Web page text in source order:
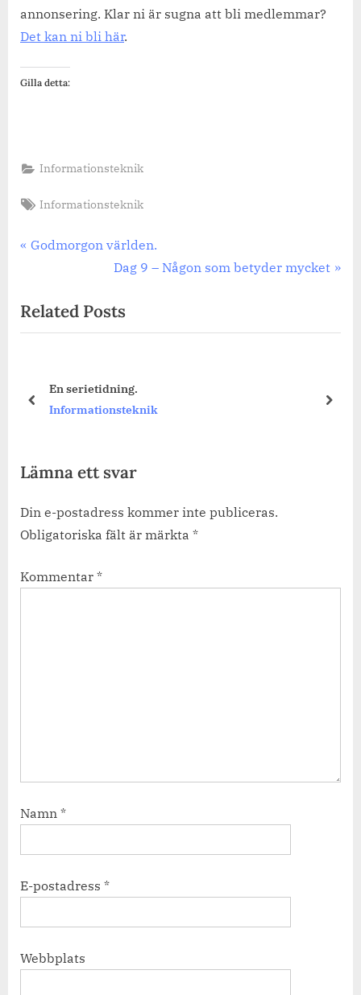
annonsering. Klar ni är sugna att bli medlemmar?
Det kan ni bli här.
Gilla detta:
Informationsteknik
Tags:
Informationsteknik
Inläggsnavigering
Previous
Godmorgon världen.
Next
Dag 9 – Någon som betyder mycket
Related Posts
En serietidning.
Informationsteknik
prev next
Lämna ett svar
Din e-postadress kommer inte publiceras.
Obligatoriska fält är märkta *
Kommentar *
Namn *
E-postadress *
Webbplats